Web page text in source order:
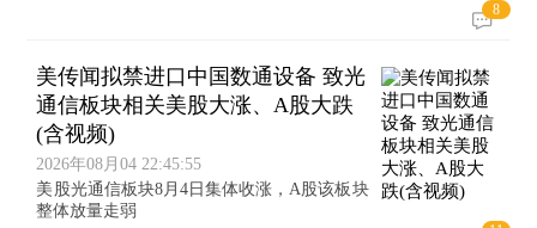
8
美传闻拟禁进口中国数通设备 致光
通信板块相关美股大涨、A股大跌
(含视频)
2026年08月04 22:45:55
美股光通信板块8月4日集体收涨，A股该板块
整体放量走弱